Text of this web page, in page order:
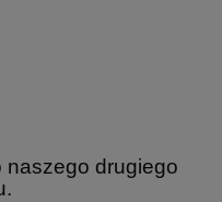
naszego drugiego